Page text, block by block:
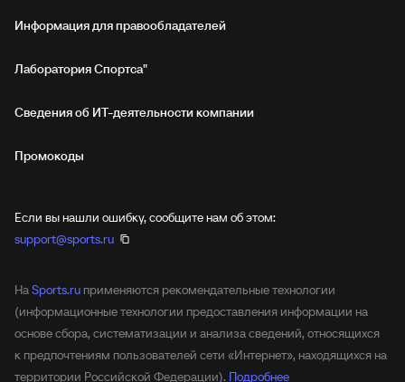
Информация для правообладателей
Лаборатория Спортса"
Сведения об ИТ‑деятельности компании
Промокоды
Если вы нашли ошибку, сообщите нам об этом:
support@sports.ru
НаSports.ru применяются рекомендательные технологии
(информационные технологии предоставления информации на
основе сбора, систематизации и анализа сведений, относящихся
к предпочтениям пользователей сети «Интернет», находящихся на
территории Российской Федерации). Подробнее